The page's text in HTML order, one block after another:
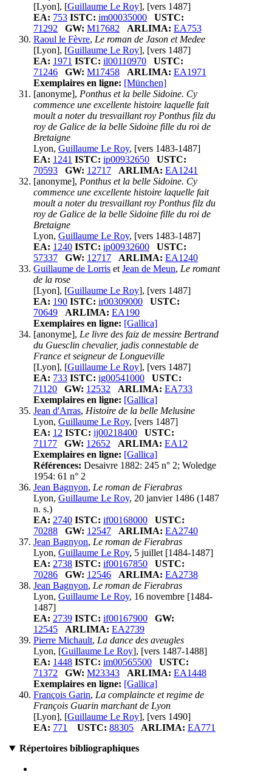
[Lyon], [Guillaume Le Roy], [vers 1487]
EA: 753 ISTC: im00035000
USTC:
71292
GW: M17682 ARLIMA: EA753
Raoul le Fèvre, Le roman de Jason et Medee
[Lyon], [Guillaume Le Roy], [vers 1487]
EA: 1971 ISTC: il00110970
USTC:
71246
GW: M17458 ARLIMA: EA1971
Exemplaires en ligne: [München]
[anonyme], Ponthus et la belle Sidoine. Cy
commence une excellente histoire laquelle fait
moult a noter du tresvaillant roy Ponthus filz du
roy de Galice de la belle Sidoine fille du roi de
Bretaigne
Lyon, Guillaume Le Roy, [vers 1483-1487]
EA: 1241 ISTC: ip00932650
USTC:
70593
GW: 12717 ARLIMA: EA1241
[anonyme], Ponthus et la belle Sidoine. Cy
commence une excellente histoire laquelle fait
moult a noter du tresvaillant roy Ponthus filz du
roy de Galice de la belle Sidoine fille du roi de
Bretaigne
Lyon, Guillaume Le Roy, [vers 1483-1487]
EA: 1240 ISTC: ip00932600
USTC:
57337
GW: 12717 ARLIMA: EA1240
Guillaume de Lorris et Jean de Meun, Le romant
de la rose
[Lyon], [Guillaume Le Roy], [vers 1487]
EA: 190 ISTC: ir00309000
USTC:
70649
ARLIMA: EA190
Exemplaires en ligne: [Gallica]
[anonyme], Le livre des faiz de messire Bertrand
du Guesclin chevalier, jadis connestable de
France et seigneur de Longueville
[Lyon], [Guillaume Le Roy], [vers 1487]
EA: 733 ISTC: ig00541000
USTC:
71120
GW: 12532 ARLIMA: EA733
Exemplaires en ligne: [Gallica]
Jean d'Arras, Histoire de la belle Melusine
Lyon, Guillaume Le Roy, [vers 1487]
EA: 12 ISTC: ij00218400
USTC:
71177
GW: 12652 ARLIMA: EA12
Exemplaires en ligne: [Gallica]
Références: Desaivre 1882: 245 n° 2; Woledge
1954: 61 n° 2
Jean Bagnyon, Le roman de Fierabras
Lyon, Guillaume Le Roy, 20 janvier 1486 (1487
n. s.)
EA: 2740 ISTC: if00168000
USTC:
70288
GW: 12547 ARLIMA: EA2740
Jean Bagnyon, Le roman de Fierabras
Lyon, Guillaume Le Roy, 5 juillet [1484-1487]
EA: 2738 ISTC: if00167850
USTC:
70286
GW: 12546 ARLIMA: EA2738
Jean Bagnyon, Le roman de Fierabras
Lyon, Guillaume Le Roy, 16 novembre [1484-
1487]
EA: 2739 ISTC: if00167900
GW:
12545
ARLIMA: EA2739
Pierre Michault, La dance des aveugles
Lyon, [Guillaume Le Roy], [vers 1487-1488]
EA: 1448 ISTC: im00565500
USTC:
71372
GW: M23343 ARLIMA: EA1448
Exemplaires en ligne: [Gallica]
François Garin, La complaincte et regime de
François Guarin marchant de Lyon
[Lyon], [Guillaume Le Roy], [vers 1490]
EA: 771 USTC: 88305 ARLIMA: EA771
Répertoires bibliographiques